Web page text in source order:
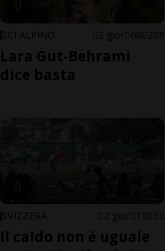
SCI ALPINO 2 gior 68 288
Lara Gut-Behrami
dice basta
SVIZZERA 2 gior 15 32
Il caldo non è uguale